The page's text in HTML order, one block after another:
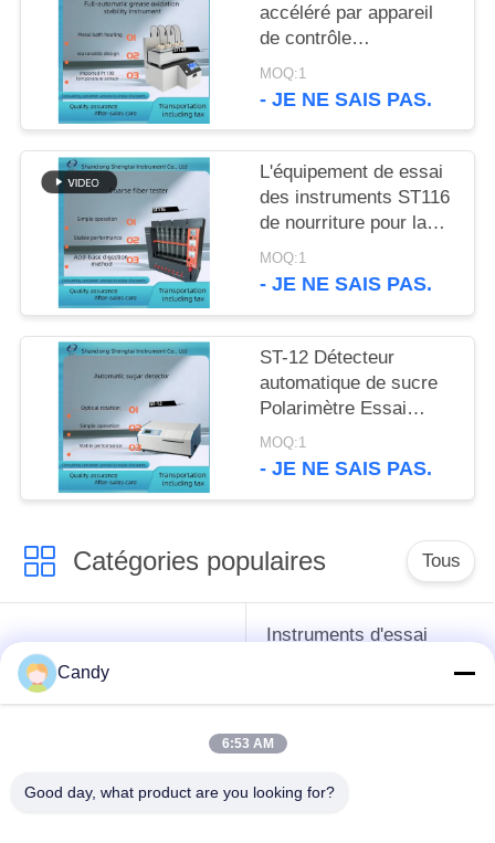
accéléré par appareil
de contrôle
automatique de
stabilité d'oxydation
MOQ:1
- JE NE SAIS PAS.
L'équipement de essai
des instruments ST116
de nourriture pour la
détermination crue de
fibre sont conformes
MOQ:1
- JE NE SAIS PAS.
ST-12 Détecteur
automatique de sucre
Polarimètre Essai
sombre détectable
MOQ:1
- JE NE SAIS PAS.
Catégories populaires Tous
instruments de essai
de pétrole
Instruments d'essai
graisse
Équipement d'essai
d'huile de
Candy
6:53 AM
Good day, what product are you looking for?